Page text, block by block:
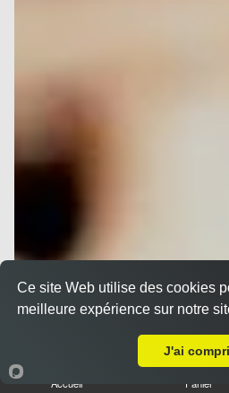
Accueil Panier
Ce site Web utilise des cookies
meilleure expérience sur notre
J'ai